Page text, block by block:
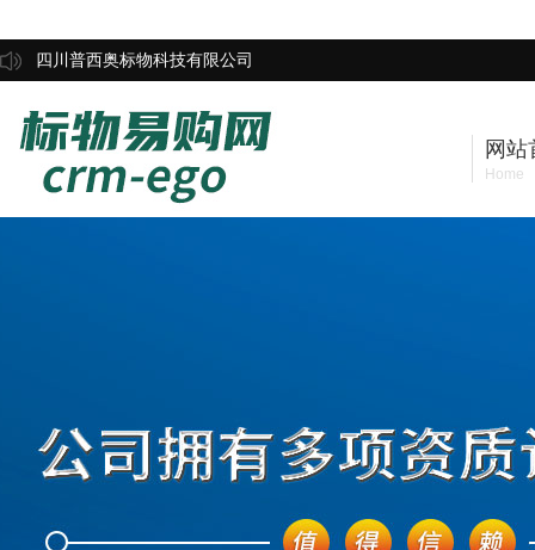
四川普西奥标物科技有限公司
网站
Home